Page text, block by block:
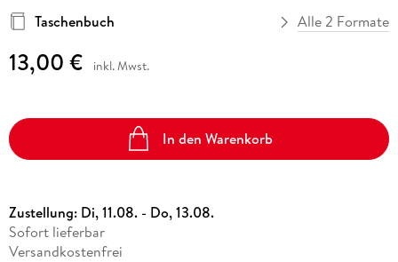
Taschenbuch
Alle 2 Formate
13,00 € inkl. Mwst.
In den Warenkorb
Zustellung: Di, 11.08. - Do, 13.08.
Sofort lieferbar
Versandkostenfrei